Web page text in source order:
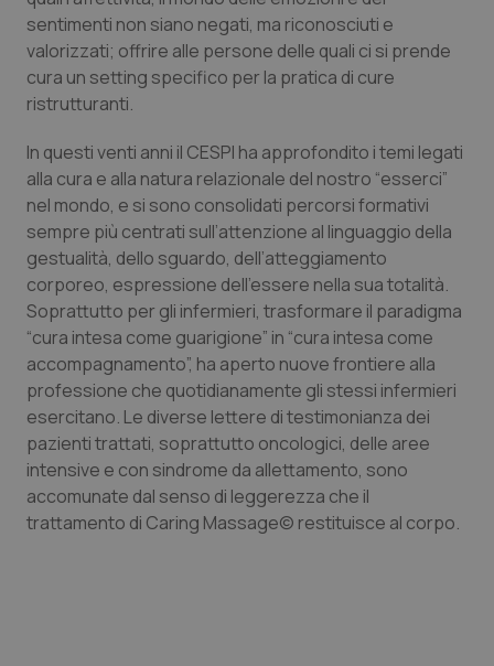
Marche
Molise
Piemonte
Provincia Autonoma di Bolzano
Provincia Autonoma di Trento
Puglia
Sardegna
Sicilia
Toscana
Donna & Salute
Epatiti
HIV
Infezioni & Febbre
Ipertensione & Scompenso
Malattie rare
Malattia di Crohn & Rettocolite Ulcerosa
Neuroscienze & patologie neurodegenerative
Obesità
sentimenti non siano negati, ma riconosciuti e
valorizzati; offrire alle persone delle quali ci si prende
cura un setting specifico per la pratica di cure
ristrutturanti.
In questi venti anni il CESPI ha approfondito i temi legati
alla cura e alla natura relazionale del nostro “esserci”
nel mondo, e si sono consolidati percorsi formativi
sempre più centrati sull’attenzione al linguaggio della
gestualità, dello sguardo, dell’atteggiamento
corporeo, espressione dell’essere nella sua totalità.
Soprattutto per gli infermieri, trasformare il paradigma
“cura intesa come guarigione” in “cura intesa come
accompagnamento”, ha aperto nuove frontiere alla
professione che quotidianamente gli stessi infermieri
esercitano. Le diverse lettere di testimonianza dei
pazienti trattati, soprattutto oncologici, delle aree
intensive e con sindrome da allettamento, sono
accomunate dal senso di leggerezza che il
trattamento di Caring Massage© restituisce al corpo.